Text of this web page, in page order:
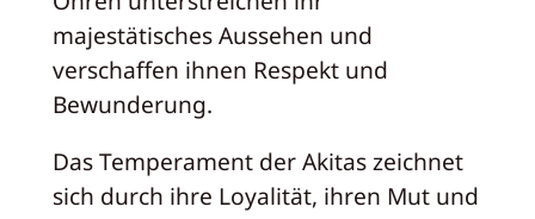
majestätisches Aussehen und
verschaffen ihnen Respekt und
Bewunderung.
Das Temperament der Akitas zeichnet
sich durch ihre Loyalität, ihren Mut und